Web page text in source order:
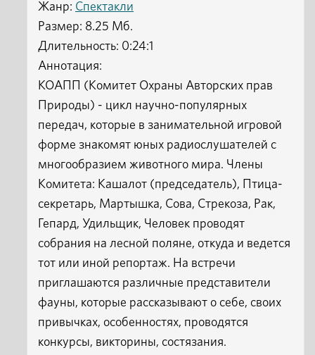
Жанр: Спектакли
Размер: 8.25 Мб.
Длительность: 0:24:1
Аннотация:
КОАПП (Комитет Охраны Авторских прав
Природы) - цикл научно-популярных
передач, которые в занимательной игровой
форме знакомят юных радиослушателей с
многообразием животного мира. Члены
Комитета: Кашалот (председатель), Птица-
секретарь, Мартышка, Сова, Стрекоза, Рак,
Гепард, Удильщик, Человек проводят
собрания на лесной поляне, откуда и ведется
тот или иной репортаж. На встречи
приглашаются различные представители
фауны, которые рассказывают о себе, своих
привычках, особенностях, проводятся
конкурсы, викторины, состязания.